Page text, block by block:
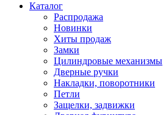
Каталог
Распродажа
Новинки
Хиты продаж
Замки
Цилиндровые механизмы
Дверные ручки
Накладки, поворотники
Петли
Защелки, задвижки